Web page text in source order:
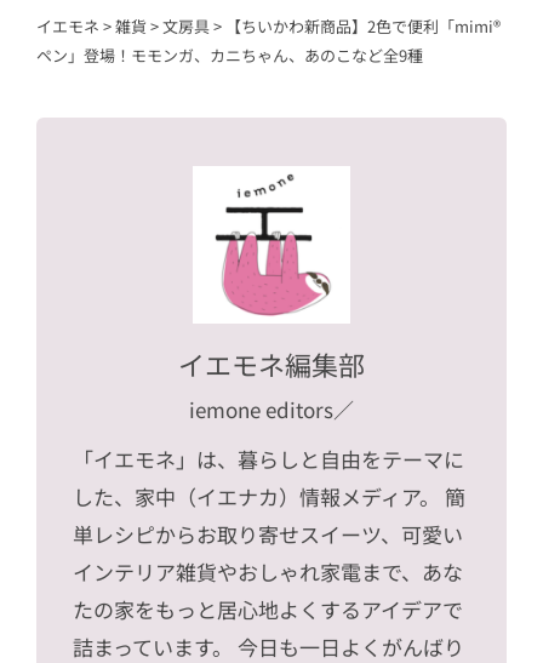
イエモネ >雑貨 >文房具> 【ちいかわ新商品】2色で便利「mimi®
ペン」登場！モモンガ、カニちゃん、あのこなど全9種
イエモネ編集部
iemone editors／
「イエモネ」は、暮らしと自由をテーマに
した、家中（イエナカ）情報メディア。 簡
単レシピからお取り寄せスイーツ、可愛い
インテリア雑貨やおしゃれ家電まで、あな
たの家をもっと居心地よくするアイデアで
詰まっています。 今日も一日よくがんばり